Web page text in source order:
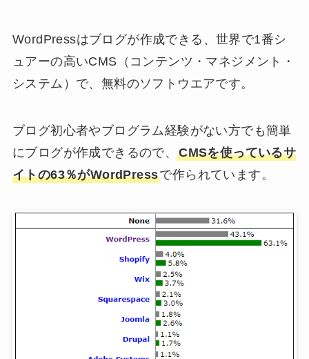
WordPressはブログが作成できる、世界で1番シ
ュアーの高いCMS（コンテンツ・マネジメント・
システム）で、無料のソフトウエアです。
ブログ初心者やブログラム経験がない方でも簡単
にブログが作成できるので、CMSを使っているサ
イトの63％がWordPressで作られています。